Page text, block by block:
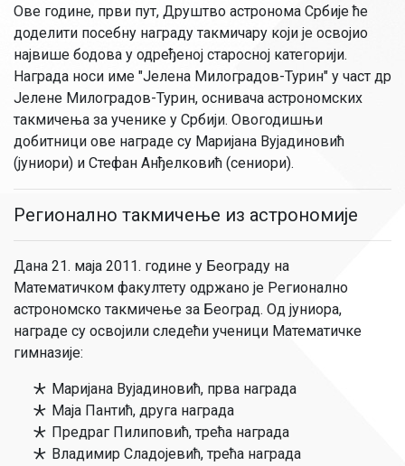
Ове године, први пут, Друштво астронома Србије ће
доделити посебну награду такмичару који је освојио
највише бодова у одређеној старосној категорији.
Награда носи име "Јелена Милоградов-Турин" у част др
Јелене Милоградов-Турин, оснивача астрономских
такмичења за ученике у Србији. Овогодишњи
добитници ове награде су Маријана Вујадиновић
(јуниори) и Стефан Анђелковић (сениори).
Регионално такмичење из астрономије
Дана 21. маја 2011. године у Београду на
Математичком факултету одржано је Регионално
астрономско такмичење за Београд. Од јуниора,
награде су освојили следећи ученици Математичке
гимназије:
Маријана Вујадиновић, прва награда
Маја Пантић, друга награда
Предраг Пилиповић, трећа награда
Владимир Сладојевић, трећа награда